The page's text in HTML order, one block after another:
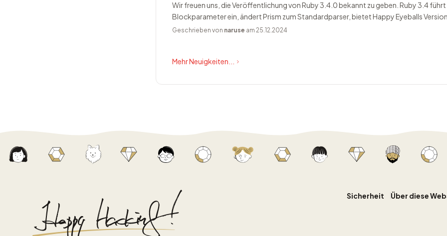
Wir freuen uns, die Veröffentlichung von Ruby 3.4.0 bekannt zu geben. Ruby 3.4
Blockparameter ein, ändert Prism zum Standardparser, bietet Happy Eyeballs
Geschrieben von naruse am 25.12.2024
Mehr Neuigkeiten...
Sicherheit Über diese